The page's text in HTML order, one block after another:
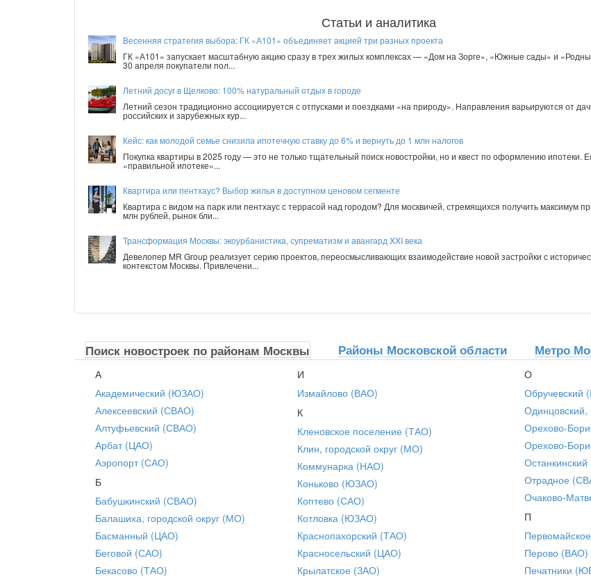
Статьи и аналитика
Весенняя стратегия выбора: ГК «А101» объединяет акцией три разных проекта
ГК «А101» запускает масштабную акцию сразу в трех жилых комплексах — «Дом на Зорге», «Южные сады» и
30 апреля покупатели пол...
Летний досуг в Щелково: 100% натуральный отдых в городе
Летний сезон традиционно ассоциируется с отпусками и поездками «на природу». Направления варьируются от
российских и зарубежных кур...
Кейс: как молодой семье снизила ипотечную ставку до 6% и вернуть до 1 млн налогов
Покупка квартиры в 2025 году — это не только тщательный поиск новостройки, но и квест по оформлению ипотеки.
«правильной ипотеке»...
Квартира или пентхаус? Выбор жилья в доступном ценовом сегменте
Квартира с видом на парк или пентхаус с террасой над городом? Для москвичей, стремящихся получить максимум
млн рублей, рынок бли...
Трансформация Москвы: экоурбанистика, супрематизм и авангард XXI века
Девелопер MR Group реализует серию проектов, переосмысливающих взаимодействие новой застройки с
контекстом Москвы. Привлечени...
Поиск новостроек по районам Москвы Районы Московской области Метро
А
Академический (ЮЗАО)
Алексеевский (СВАО)
Алтуфьевский (СВАО)
Арбат (ЦАО)
Аэропорт (САО)
Б
Бабушкинский (СВАО)
Балашиха, городской округ (МО)
Басманный (ЦАО)
Беговой (САО)
Бекасово (ТАО)
И
Измайлово (ВАО)
К
Кленовское поселение (ТАО)
Клин, городской округ (МО)
Коммунарка (НАО)
Коньково (ЮЗАО)
Коптево (САО)
Котловка (ЮЗАО)
Краснопахорский (ТАО)
Красносельский (ЦАО)
Крылатское (ЗАО)
О
Одинцовский,
Орехово-
Орехово-
Отрадное
Очаково-
П
Перово (ВАО)
Печатники